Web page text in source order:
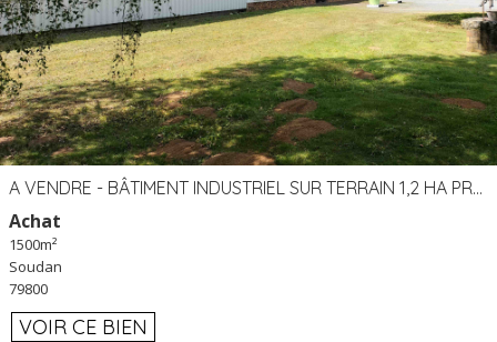
A VENDRE - BÂTIMENT INDUSTRIEL SUR TERRAIN 1,2 HA PROCHE ÉCHANGEUR A10 - SOUDAN (79)
Achat
1500m²
Soudan
79800
VOIR CE BIEN